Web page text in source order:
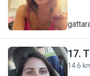
17.
14.6